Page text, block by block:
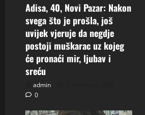
Adisa, 40, Novi Pazar: Nakon
svega što je prošla, još
uvijek vjeruje da negdje
postoji muškarac uz kojeg
će pronaći mir, ljubav i
sreću
admin
0